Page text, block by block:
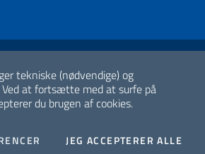
tekniske (nødvendige) og
Ved at fortsætte med at surfe på
du brugen af cookies.
COOKIESJEG ACCEPTERER ALLE